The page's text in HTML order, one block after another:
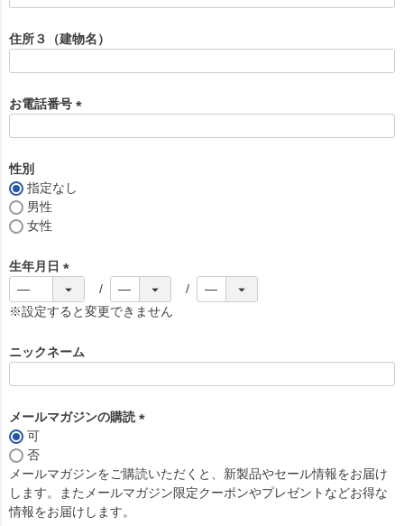
須
)
住所３（建物名）
お電話番号
性別
指定なし
男性
女性
生年月日
(
必
)
※設定すると変更できません
ニックネーム
メールマガジンの購読
須
)
可
否
メールマガジンをご購読いただくと、新製品やセール情報をお届け
します。またメールマガジン限定クーポンやプレゼントなどお得な
情報をお届けします。